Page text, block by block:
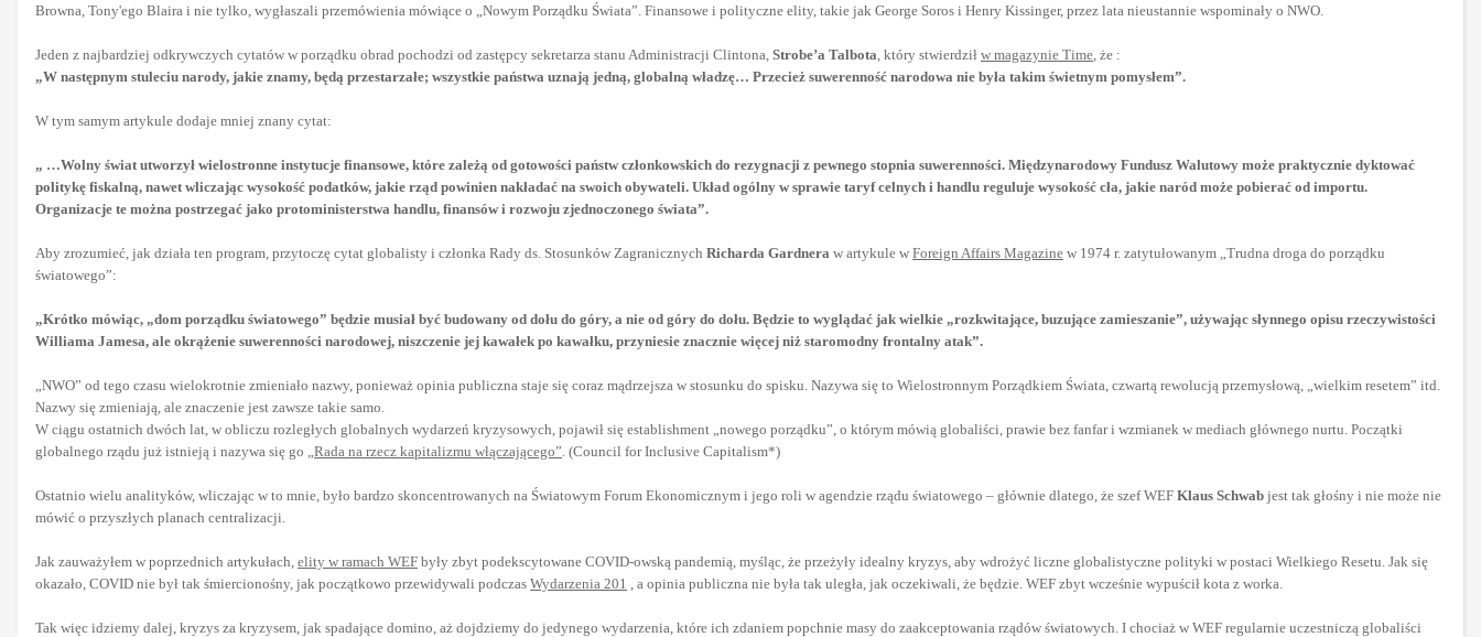
Browna, Tony'ego Blaira i nie tylko, wygłaszali przemówienia mówiące o „Nowym Porządku Świata”. Finansowe i polityczne elity, takie jak George Soros i Henry Kissinger, przez lata nieustannie wspominały o NWO.
Jeden z najbardziej odkrywczych cytatów w porządku obrad pochodzi od zastępcy sekretarza stanu Administracji Clintona, Strobe’a Talbota , który stwierdził w magazynie Time , że :
„W następnym stuleciu narody, jakie znamy, będą przestarzałe; wszystkie państwa uznają jedną, globalną władzę… Przecież suwerenność narodowa nie była takim świetnym pomysłem”.
W tym samym artykule dodaje mniej znany cytat:
„ …Wolny świat utworzył wielostronne instytucje finansowe, które zależą od gotowości państw członkowskich do rezygnacji z pewnego stopnia suwerenności. Międzynarodowy Fundusz Walutowy może praktycznie dyktować
politykę fiskalną, nawet wliczając wysokość podatków, jakie rząd powinien nakładać na swoich obywateli. Układ ogólny w sprawie taryf celnych i handlu reguluje wysokość cła, jakie naród może pobierać od importu.
Organizacje te można postrzegać jako protoministerstwa handlu, finansów i rozwoju zjednoczonego świata”.
Aby zrozumieć, jak działa ten program, przytoczę cytat globalisty i członka Rady ds. Stosunków Zagranicznych Richarda Gardnera w artykule w Foreign Affairs Magazine w 1974 r. zatytułowanym „Trudna droga do porządku
światowego”:
„Krótko mówiąc, „dom porządku światowego” będzie musiał być budowany od dołu do góry, a nie od góry do dołu. Będzie to wyglądać jak wielkie „rozkwitające, buzujące zamieszanie”, używając słynnego opisu rzeczywistości
Williama Jamesa, ale okrążenie suwerenności narodowej, niszczenie jej kawałek po kawałku, przyniesie znacznie więcej niż staromodny frontalny atak”.
„NWO” od tego czasu wielokrotnie zmieniało nazwy, ponieważ opinia publiczna staje się coraz mądrzejsza w stosunku do spisku. Nazywa się to Wielostronnym Porządkiem Świata, czwartą rewolucją przemysłową, „wielkim resetem” itd.
Nazwy się zmieniają, ale znaczenie jest zawsze takie samo.
W ciągu ostatnich dwóch lat, w obliczu rozległych globalnych wydarzeń kryzysowych, pojawił się establishment „nowego porządku”, o którym mówią globaliści, prawie bez fanfar i wzmianek w mediach głównego nurtu. Początki
globalnego rządu już istnieją i nazywa się go
„Rada na rzecz kapitalizmu włączającego” . (Council for Inclusive Capitalism*)
Ostatnio wielu analityków, wliczając w to mnie, było bardzo skoncentrowanych na Światowym Forum Ekonomicznym i jego roli w agendzie rządu światowego – głównie dlatego, że szef WEF Klaus Schwab jest tak głośny i nie może nie
mówić o przyszłych planach centralizacji.
Jak zauważyłem w poprzednich artykułach, elity w ramach WEF były zbyt podekscytowane COVID-owską pandemią, myśląc, że przeżyły idealny kryzys, aby wdrożyć liczne globalistyczne polityki w postaci Wielkiego Resetu. Jak się
okazało, COVID nie był tak śmiercionośny, jak początkowo przewidywali podczas Wydarzenia 201 , a opinia publiczna nie była tak uległa, jak oczekiwali, że będzie. WEF zbyt wcześnie wypuścił kota z worka.
Tak więc idziemy dalej, kryzys za kryzysem, jak spadające domino, aż dojdziemy do jedynego wydarzenia, które ich zdaniem popchnie masy do zaakceptowania rządów światowych. I chociaż w WEF regularnie uczestniczą globaliści